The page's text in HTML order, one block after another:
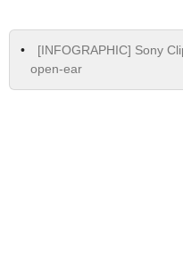
[INFOGRAPHIC] Sony
open-ear